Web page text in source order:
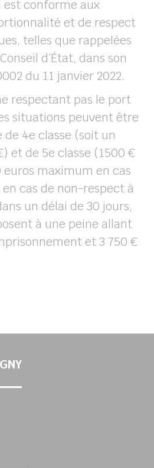
conforme aux
et de respect
telles que rappelées
d’État, dans son
du 11 janvier 2022.
respectant pas le port
situations peuvent être
de 4e classe (soit un
et de 5e classe (1500 €
maximum en cas
cas de non-respect à
un délai de 30 jours,
à une peine allant
et 3 750 €